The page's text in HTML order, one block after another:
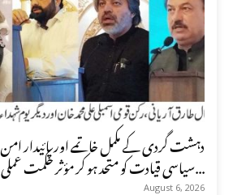
دہشت گردی کے مکمل خاتمے اور پائیدار
سیاسی قیادت کو متحد ہو کر مؤثر حکمت عملی اپنانا ہوگی، طارق...
August 6, 2026